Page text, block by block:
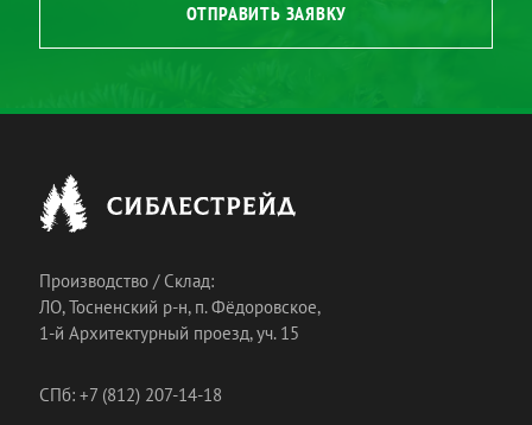
ОТПРАВИТЬ ЗАЯВКУ
Производство / Склад:
ЛО, Тосненский р-н, п. Фёдоровское,
1-й Архитектурный проезд, уч. 15
СПб: +7 (812) 207-14-18